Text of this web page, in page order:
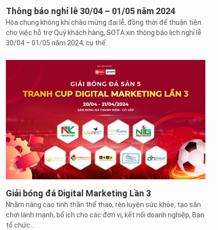
Thông báo nghỉ lễ 30/04 – 01/05 năm 2024
Hòa chung không khí chào mừng đại lễ, đồng thời để thuận tiện
cho việc hỗ trợ Quý khách hàng, SOTA xin thông báo lịch nghỉ lễ
30/04 – 01/05 năm 2024, cụ thể..
Giải bóng đá Digital Marketing Lần 3
Nhằm nâng cao tinh thần thể thao, rèn luyện sức khỏe, tạo sân
chơi lành mạnh, bổ ích cho các đơn vị, kết nối doanh nghiệp, Ban
tổ chức...